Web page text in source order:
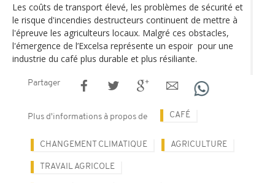
Les coûts de transport élevé, les problèmes de sécurité et
le risque d'incendies destructeurs continuent de mettre à
l'épreuve les agriculteurs locaux. Malgré ces obstacles,
l'émergence de l’Excelsa représente un espoir pour une
industrie du café plus durable et plus résiliante.
Partager
Plus d'informations à propos de CAFÉ
CHANGEMENT CLIMATIQUE AGRICULTURE
TRAVAIL AGRICOLE